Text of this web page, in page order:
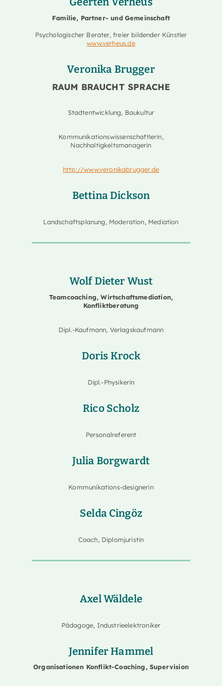
Familie, Partner- und Gemeinschaft
Psychologischer Berater, freier bildender Künstler
www.verheus.de
Veronika Brugger
RAUM BRAUCHT SPRACHE
Stadtentwicklung, Baukultur
Kommunikationswissenschaftlerin,
Nachhaltigkeitsmanagerin
http://www.veronikabrugger.de
Bettina Dickson
Landschaftsplanung, Moderation, Mediation
Wolf Dieter Wust
Teamcoaching, Wirtschaftsmediation,
Konfliktberatung
Dipl.-Kaufmann, Verlagskaufmann
Doris Krock
Dipl.-Physikerin
Rico Scholz
Personalreferent
Julia Borgwardt
Kommunikations-designerin
Selda Cingöz
Coach, Diplomjuristin
Axel Wäldele
Pädagoge, Industrieelektroniker
Jennifer Hammel
Organisationen Konflikt-Coaching, Supervision